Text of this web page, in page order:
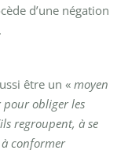
d’une négation
.
être un « moyen
pour obliger les
regroupent, à se
conformer